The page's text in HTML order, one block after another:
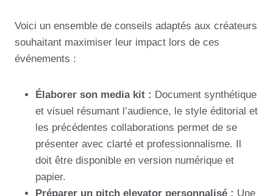
Voici un ensemble de conseils adaptés aux créateurs
souhaitant maximiser leur impact lors de ces
événements :
Élaborer son media kit : Document synthétique
et visuel résumant l’audience, le style éditorial et
les précédentes collaborations permet de se
présenter avec clarté et professionnalisme. Il
doit être disponible en version numérique et
papier.
Préparer un pitch elevator personnalisé : Une